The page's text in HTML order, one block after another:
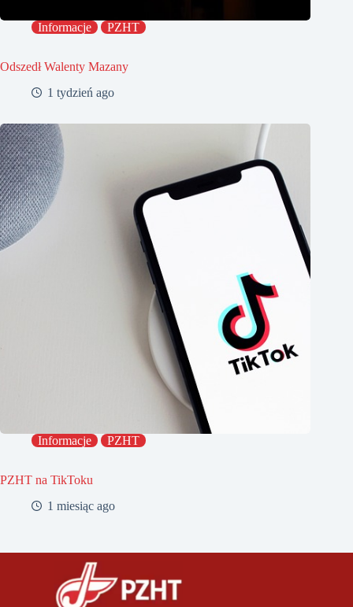
Informacje PZHT
Odszedł Walenty Mazany
1 tydzień ago
Informacje PZHT
PZHT na TikToku
1 miesiąc ago